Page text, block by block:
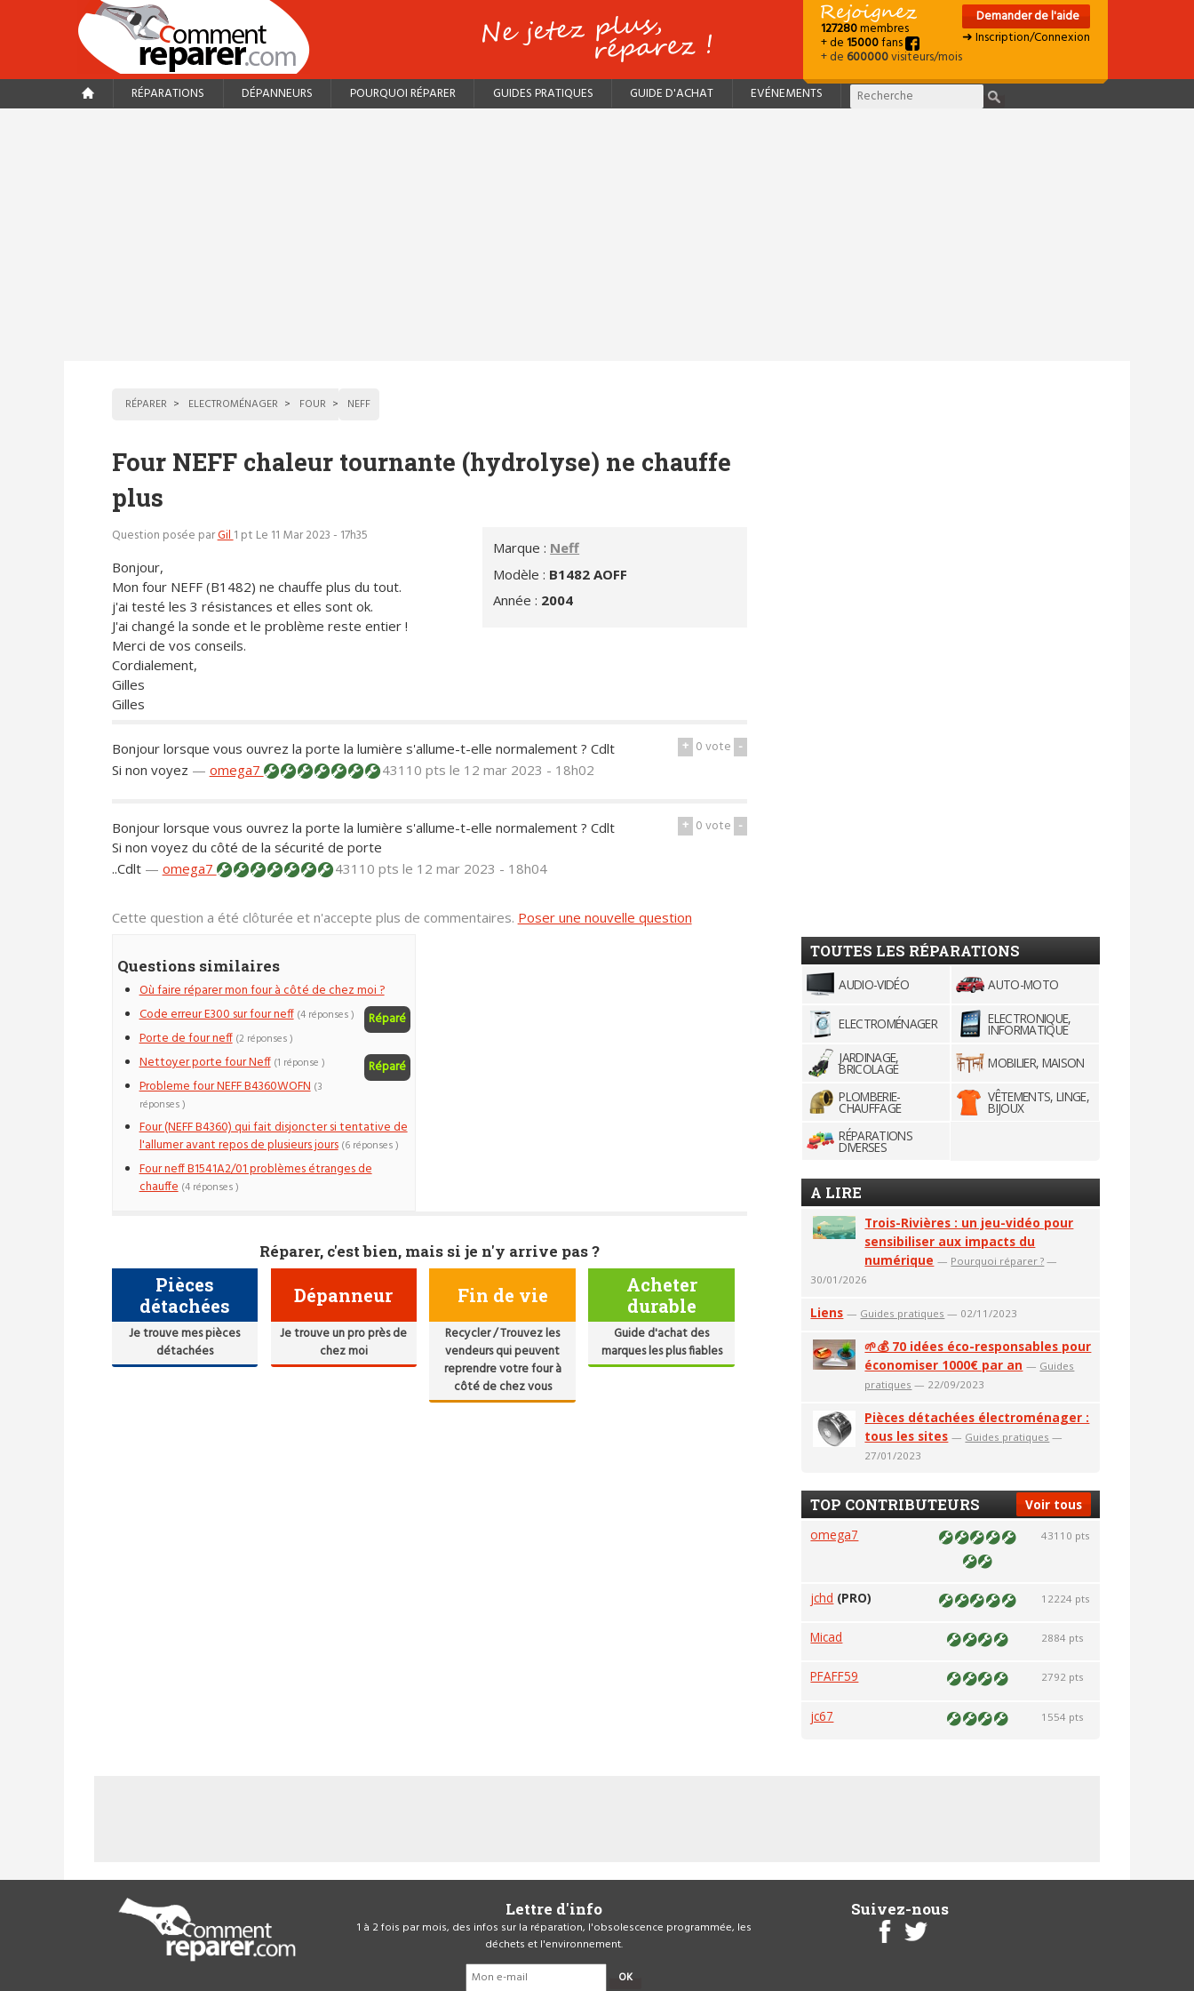
127280membres
+ de15000fans
+ de600000visiteurs/mois
Demander de l'aide
➜ Inscription/Connexion
RÉPARATIONS DÉPANNEURS POURQUOI RÉPARER GUIDES PRATIQUES GUIDE D'ACHAT EVÉNEMENTS
RÉPARER ELECTROMÉNAGER FOUR NEFF
Four NEFF chaleur tournante (hydrolyse) ne chauffe
plus
Marque : Neff
Modèle : B1482 AOFF
Année : 2004
Question posée parGil1 pt Le 11 Mar 2023 - 17h35
Bonjour,
Mon four NEFF (B1482) ne chauffe plus du tout.
j'ai testé les 3 résistances et elles sont ok.
J'ai changé la sonde et le problème reste entier !
Merci de vos conseils.
Cordialement,
Gilles
Gilles
+ 0vote -
Bonjour lorsque vous ouvrez la porte la lumière s'allume-t-elle normalement ? Cdlt
Si non voyez — omega7 43110 pts le 12 mar 2023 - 18h02
+ 0vote -
Bonjour lorsque vous ouvrez la porte la lumière s'allume-t-elle normalement ? Cdlt
Si non voyez du côté de la sécurité de porte
..Cdlt — omega7 43110 pts le 12 mar 2023 - 18h04
Cette question a été clôturée et n'accepte plus de commentaires. Poser une nouvelle question
Questions similaires
Où faire réparer mon four à côté de chez moi ?
Code erreur E300 sur four neff
Réparé
(4 réponses )
Porte de four neff (2 réponses )
Nettoyer porte four Neff Réparé
(1 réponse )
Probleme four NEFF B4360WOFN (3
réponses )
Four (NEFF B4360) qui fait disjoncter si tentative de
l'allumer avant repos de plusieurs jours (6 réponses )
Four neff B1541A2/01 problèmes étranges de
chauffe (4 réponses )
Réparer, c'est bien, mais si je n'y arrive pas ?
Pièces
détachées
Je trouve mes pièces
détachées
Dépanneur
Je trouve un pro près de
chez moi
Fin de vie
Recycler / Trouvez les
vendeurs qui peuvent
reprendre votre four à
côté de chez vous
Acheter
durable
Guide d'achat des
marques les plus fiables
TOUTES LES RÉPARATIONS
AUDIO-VIDÉO AUTO-MOTO
ELECTROMÉNAGER ELECTRONIQUE,
INFORMATIQUE
JARDINAGE,
BRICOLAGE
MOBILIER, MAISON
PLOMBERIE-
CHAUFFAGE
VÊTEMENTS, LINGE,
BIJOUX
RÉPARATIONS
DIVERSES
A LIRE
Trois-Rivières : un jeu-vidéo pour
sensibiliser aux impacts du
numérique — Pourquoi réparer ? —
30/01/2026
Liens — Guides pratiques — 02/11/2023
🌱💰 70 idées éco-responsables pour
économiser 1000€ par an — Guides
pratiques — 22/09/2023
Pièces détachées électroménager :
tous les sites — Guides pratiques —
27/01/2023
Voir tous
TOP CONTRIBUTEURS
omega7 43110 pts
jchd (PRO) 12224 pts
Micad 2884 pts
PFAFF59 2792 pts
jc67 1554 pts
Lettre d'info
1 à 2 fois par mois, des infos sur la réparation, l'obsolescence programmée, les
déchets et l'environnement.
OK
Suivez-nous